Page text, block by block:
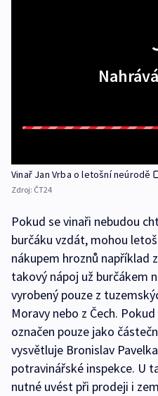
Vinař Jan Vrba o letošní neúrodě
Zdroj: ČT24
Pokud se vinaři nebudou
burčáku vzdát, mohou
nákupem hroznů například
takový nápoj už burčákem
vyrobený pouze z
Moravy nebo z Čech.
označen pouze jako
vysvětluje Bronislav
potravinářské inspekce. U
nutné uvést při prodeji i